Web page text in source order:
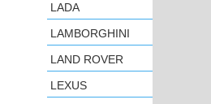
LADA
LAMBORGHINI
LAND ROVER
LEXUS